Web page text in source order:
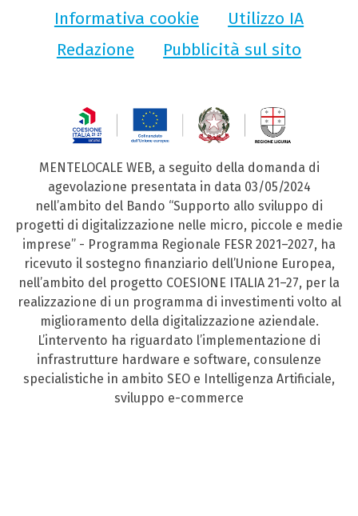
Informativa cookie
Utilizzo IA
Redazione
Pubblicità sul sito
MENTELOCALE WEB, a seguito della domanda di
agevolazione presentata in data 03/05/2024
nell’ambito del Bando “Supporto allo sviluppo di
progetti di digitalizzazione nelle micro, piccole e medie
imprese” - Programma Regionale FESR 2021–2027, ha
ricevuto il sostegno finanziario dell’Unione Europea,
nell’ambito del progetto COESIONE ITALIA 21–27, per la
realizzazione di un programma di investimenti volto al
miglioramento della digitalizzazione aziendale.
L’intervento ha riguardato l’implementazione di
infrastrutture hardware e software, consulenze
specialistiche in ambito SEO e Intelligenza Artificiale,
sviluppo e-commerce